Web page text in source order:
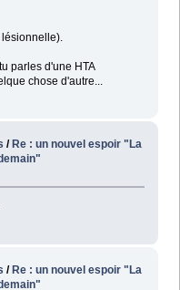
parles d'une HTA
chose d'autre...
/ Re : un nouvel espoir "La
/Re : un nouvel espoir "La